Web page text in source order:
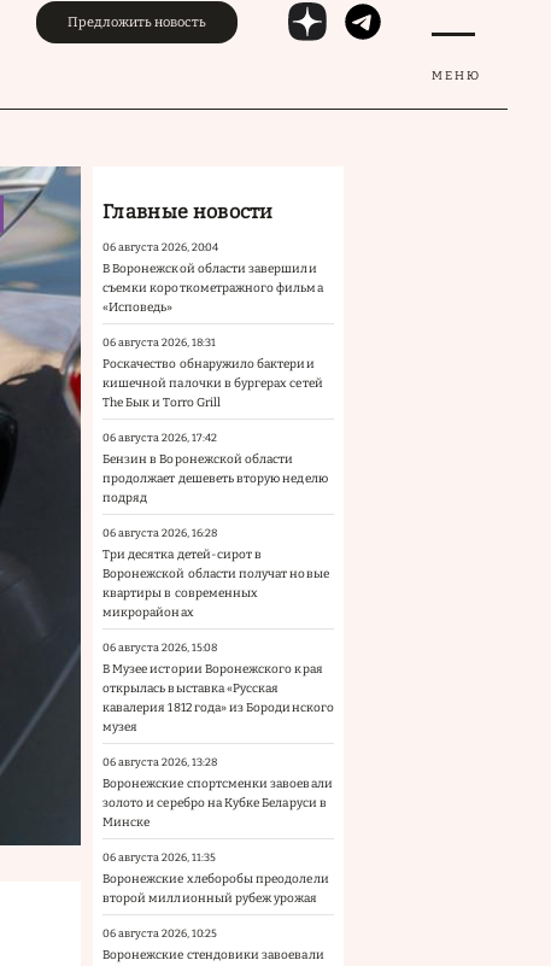
МЕНЮ
Предложить новость
Главные новости
06 августа 2026, 20:04
В Воронежской области завершили
съемки короткометражного фильма
«Исповедь»
06 августа 2026, 18:31
Роскачество обнаружило бактерии
кишечной палочки в бургерах сетей
The Бык и Torro Grill
06 августа 2026, 17:42
Бензин в Воронежской области
продолжает дешеветь вторую неделю
подряд
06 августа 2026, 16:28
Три десятка детей-сирот в
Воронежской области получат новые
квартиры в современных
микрорайонах
06 августа 2026, 15:08
В Музее истории Воронежского края
открылась выставка «Русская
кавалерия 1812 года» из Бородинского
музея
06 августа 2026, 13:28
Воронежские спортсменки завоевали
золото и серебро на Кубке Беларуси в
Минске
06 августа 2026, 11:35
Воронежские хлеборобы преодолели
второй миллионный рубеж урожая
06 августа 2026, 10:25
Воронежские стендовики завоевали